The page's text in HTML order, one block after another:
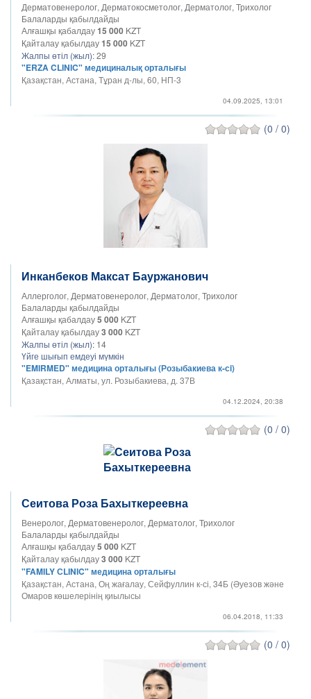
Дерматовенеролог, Дерматокосметолог, Дерматолог, Трихолог
Балаларды қабылдайды
Алғашқы қабалдау15 000 KZT
Қайталау қабылдау15 000 KZT
Жалпы өтіл (жыл):29
"ERZA CLINIC" медициналық орталығы
Қазақстан, Астана, Тұран д-лы, 60, НП-3
04.09.2025, 13:01
(0 / 0)
Инканбеков Максат Бауржанович
Аллерголог, Дерматовенеролог, Дерматолог, Трихолог
Балаларды қабылдайды
Алғашқы қабалдау5 000 KZT
Қайталау қабылдау3 000 KZT
Жалпы өтіл (жыл): 14
Үйге шығып емдеуі мүмкін
"EMIRMED" медицина орталығы (Розыбакиева к-сi)
Қазақстан, Алматы, ул. Розыбакиева, д. 37В
04.12.2024, 20:38
(0 / 0)
Сеитова Роза Бахыткереевна
Венеролог, Дерматовенеролог, Дерматолог, Трихолог
Балаларды қабылдайды
Алғашқы қабалдау5 000 KZT
Қайталау қабылдау3 000 KZT
"FAMILY СLINIC" медицина орталығы
Қазақстан, Астана, Оң жағалау, Сейфуллин к-сі, 34Б (Әуезов және
Омаров көшелерінің қиылысы
06.04.2018, 11:33
(0 / 0)